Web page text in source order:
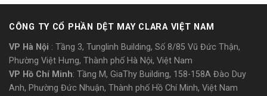
CÔNG TY CỔ PHẦN DỆT MAY CLARA VIỆT NAM
VP Hà Nội : Tầng 3, Tunglinh Building, Số 8/85 Vũ Đức Thận,
Phường Việt Hưng, Thành phố Hà Nội, Việt Nam
VP Hồ Chí Minh: Tầng M, GiaThy Building, 158-158A Đào Duy
Anh, Phường Đức Nhuận, Thành phố Hồ Chí Minh, Việt Nam